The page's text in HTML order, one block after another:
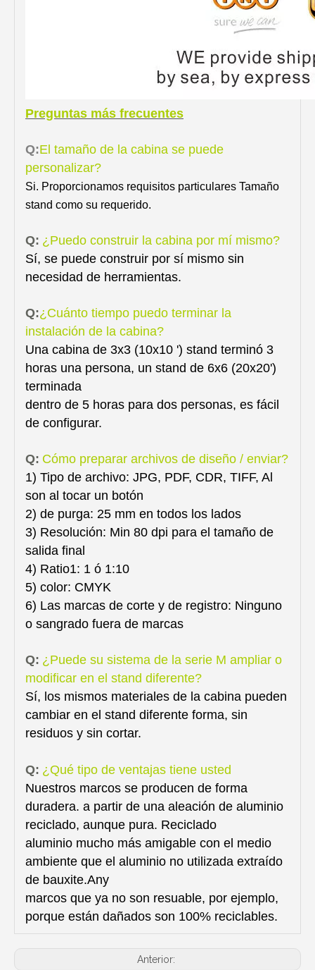
Preguntas más frecuentes
Q:El tamaño de la cabina se puede
personalizar?
Si. Proporcionamos requisitos particulares Tamaño
stand como su requerido.
Q: ¿Puedo construir la cabina por mí mismo?
Sí, se puede construir por sí mismo sin
necesidad de herramientas.
Q:¿Cuánto tiempo puedo terminar la
instalación de la cabina?
Una cabina de 3x3 (10x10 ') stand terminó 3
horas una persona, un stand de 6x6 (20x20')
terminada
dentro de 5 horas para dos personas, es fácil
de configurar.
Q: Cómo preparar archivos de diseño / enviar?
1) Tipo de archivo: JPG, PDF, CDR, TIFF, Al
son al tocar un botón
2) de purga: 25 mm en todos los lados
3) Resolución: Min 80 dpi para el tamaño de
salida final
4) Ratio1: 1 ó 1:10
5) color: CMYK
6) Las marcas de corte y de registro: Ninguno
o sangrado fuera de marcas
Q: ¿Puede su sistema de la serie M ampliar o
modificar en el stand diferente?
Sí, los mismos materiales de la cabina pueden
cambiar en el stand diferente forma, sin
residuos y sin cortar.
Q: ¿Qué tipo de ventajas tiene usted
Nuestros marcos se producen de forma
duradera. a partir de una aleación de aluminio
reciclado, aunque pura. Reciclado
aluminio mucho más amigable con el medio
ambiente que el aluminio no utilizada extraído
de bauxite.Any
marcos que ya no son resuable, por ejemplo,
porque están dañados son 100% reciclables.
Anterior: